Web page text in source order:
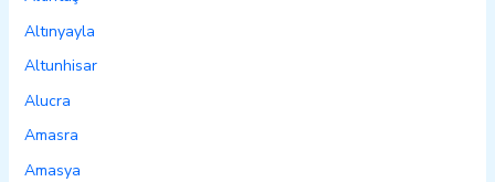
Altınyayla
Altunhisar
Alucra
Amasra
Amasya